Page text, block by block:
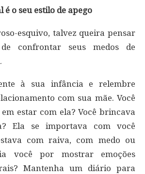
é o seu estilo de apego
esquivo, talvez queira pensar
confrontar seus medos de
à sua infância e relembre
com sua mãe. Você
estar com ela? Você brincava
Ela se importava com você
com raiva, com medo ou
você por mostrar emoções
Mantenha um diário para